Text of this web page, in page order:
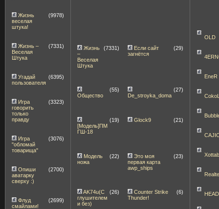
Жизнь
веселая
штука!
(9978)
Жизнь –
Веселая
Штука
(7331)
Угадай
пользователя
(6395)
Игра
говорить
только
правду
(3323)
Игра
"обломай
товарища"
(3076)
Опиши
аватарку
сверху :)
(2700)
Флуд
смайлами!
(2699)
Жизнь
–
Веселая
Штука
(7331)
Если сайт
загнётся
(29)
Общество
(55)
De_stroyka_doma
(27)
[Модель]ПМ
ГШ-18
(19) Glock9 (21)
Модель
ножа
(22)
Это моя
первая карта
awp_ships
(23)
AK74u(С
глушителем
и без)
(26)
Counter Strike
Thunder!
(6)
OLD
EneR